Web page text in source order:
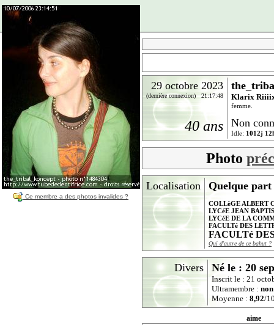
Ce membre a des photos invalides ?
29 octobre 2023
(dernière connexion) 21:17:48 Klarix
femme.
Non
Idle: 1012j
40 ans
Photo
Localisation Quelque part
COLLèGE ALBERT
LYCéE JEAN
LYCéE DE LA
FACULTé DES
FACULTé
Qui d'autre de ce bahut ?
Divers Né le : 20
Inscrit le : 21
Ultramembre : non
Moyenne : 8,92/
aime